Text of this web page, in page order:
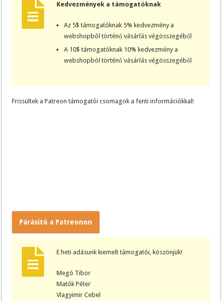
Kedvezmények a támogatóknak
Az 5$ támogatóknak 5% kedvezmény a
webshopból történő vásárlás végösszegéből
A 10$ támogatóknak 10% kedvezmény a
webshopból történő vásárlás végösszegéből
Frissültek a Patreon támogatói csomagok a fenti információkkal!
Párásító a Patreonon
E heti adásunk kiemelt támogatói, köszönjük!
Megó Tibor
Matók Péter
Vlagyimir Cebel